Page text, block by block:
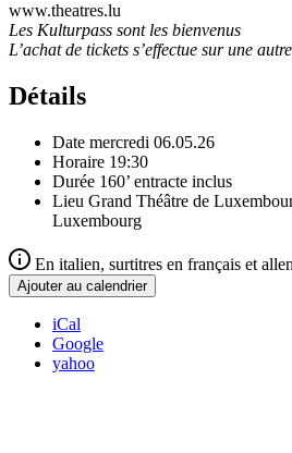
www.theatres.lu
Les Kulturpass sont les bienvenus
L’achat de tickets s’effectue sur une
Détails
Date mercredi 06.05.26
Horaire 19:30
Durée 160’ entracte inclus
Lieu Grand Théâtre de
Luxembourg
En italien, surtitres en français et
Ajouter au calendrier
iCal
Google
yahoo